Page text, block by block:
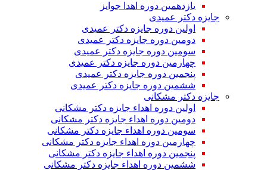
یازدهمین دوره اهدا جوایز
جایزه دکتر عمیدی
اولین دوره جایزه دکتر عمیدی
دومین دوره جایزه دکتر عمیدی
سومین دوره جایزه دکتر عمیدی
چهارمین دوره جایزه دکتر عمیدی
پنجمین دوره جایزه دکتر عمیدی
ششمین دوره جایزه دکتر عمیدی
جایزه دکتر مشکانی
اولین دوره اهداء جایزه دکتر مشکانی
دومین دوره اهداء جایزه دکتر مشکانی
سومین دوره اهداء جایزه دکتر مشکانی
چهارمین دوره اهداء جایزه دکتر مشکانی
پنجمین دوره اهداء جایزه دکتر مشکانی
ششمین دوره اهداء جایزه دکتر مشکانی